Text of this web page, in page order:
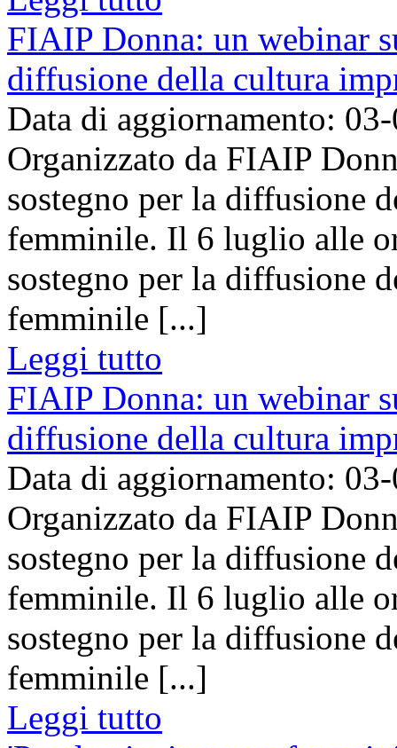
FIAIP Donna: un webinar
diffusione della cultura
Data di aggiornamento:
Organizzato da FIAIP
sostegno per la diffusione
femminile. Il 6 luglio alle
sostegno per la diffusione
femminile [...]
Leggi tutto
FIAIP Donna: un webinar
diffusione della cultura
Data di aggiornamento:
Organizzato da FIAIP
sostegno per la diffusione
femminile. Il 6 luglio alle
sostegno per la diffusione
femminile [...]
Leggi tutto